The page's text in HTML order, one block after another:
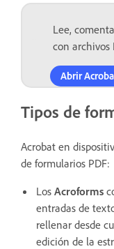
Lee,
con archivos
Abrir
Tipos de
Acrobat en
de formularios PDF:
Los Acroforms
entradas de
rellenar desde
edición de la